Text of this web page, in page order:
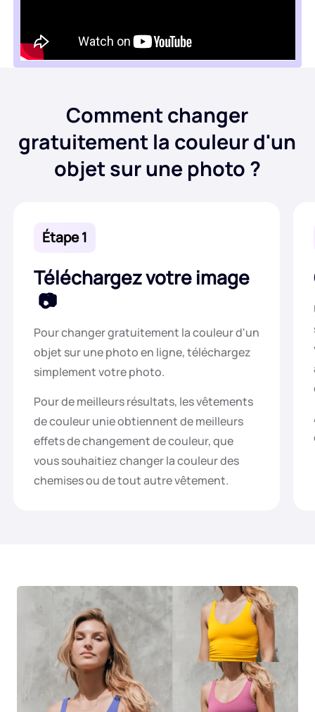
Comment changer
gratuitement la couleur d'un
objet sur une photo ?
Étape 1
Téléchargez votre image
Pour changer gratuitement la couleur d'un
objet sur une photo en ligne, téléchargez
simplement votre photo.
Pour de meilleurs résultats, les vêtements
de couleur unie obtiennent de meilleurs
effets de changement de couleur, que
vous souhaitiez changer la couleur des
chemises ou de tout autre vêtement.